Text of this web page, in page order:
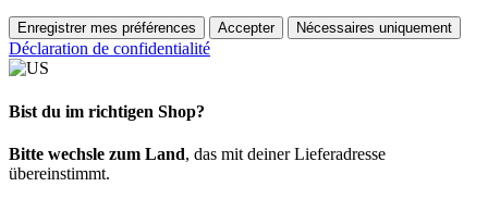
Enregistrer mes préférences Accepter Nécessaires uniquement
Déclaration de confidentialité
Bist du im richtigen Shop?
Bitte wechsle zum Land, das mit deiner Lieferadresse
übereinstimmt.